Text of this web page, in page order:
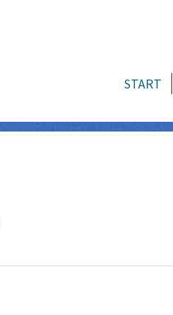
START